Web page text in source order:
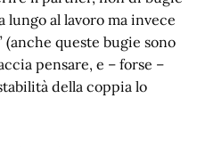
lungo al lavoro ma invece
(anche queste bugie sono
pensare, e – forse –
della coppia lo